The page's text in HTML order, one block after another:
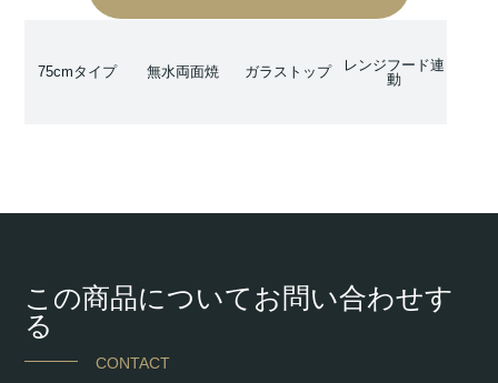
75cmタイプ 無水両面焼 ガラストップ
レンジフード連
動
この商品についてお問い合わせす
る
CONTACT